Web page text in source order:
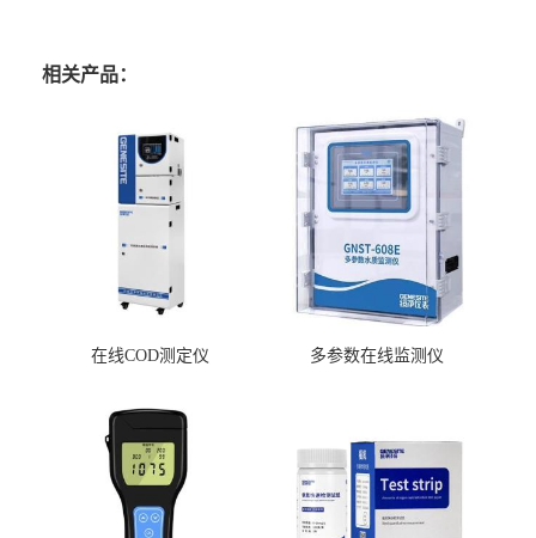
相关产品：
在线COD测定仪 多参数在线监测仪